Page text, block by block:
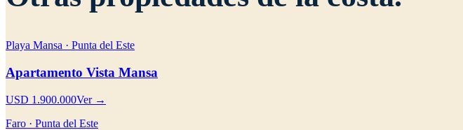
Playa Mansa · Punta del Este
Apartamento Vista Mansa
USD 1.900.000Ver →
Faro · Punta del Este